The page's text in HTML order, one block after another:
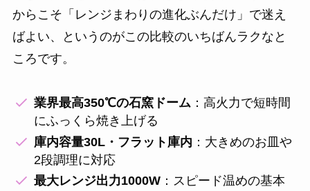
からこそ「レンジまわりの進化ぶんだけ」で迷え
ばよい、というのがこの比較のいちばんラクなと
ころです。
業界最高350℃の石窯ドーム ：高火力で短時間
にふっくら焼き上げる
庫内容量30L・フラット庫内 ：大きめのお皿や
2段調理に対応
最大レンジ出力1000W ：スピード温めの基本